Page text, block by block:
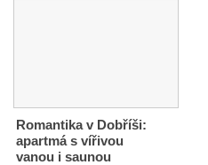
Romantika v Dobříši:
apartmá s vířivou
vanou i saunou